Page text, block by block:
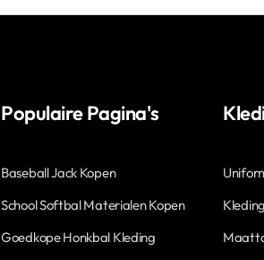
Populaire Pagina's
Baseball Jack Kopen
School Softbal Materialen Kopen
Goedkope Honkbal Kleding